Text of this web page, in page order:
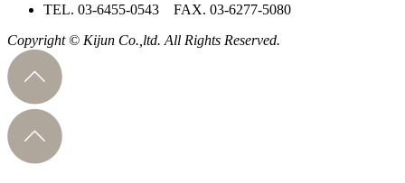
TEL. 03-6455-0543 FAX. 03-6277-5080
Copyright © Kijun Co.,ltd. All Rights Reserved.